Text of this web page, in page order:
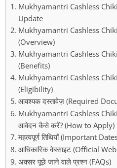
Mukhyamantri Cashless
Update
Mukhyamantri Cashless
(Overview)
Mukhyamantri Cashless
(Benefits)
Mukhyamantri Cashless
(Eligibility)
आवश्यक दस्तावेज़ (Required
Mukhyamantri Cashless
आवेदन कैसे करें? (How to Apply)
महत्वपूर्ण तिथियाँ (Important
आधिकारिक वेबसाइट (Official
अक्सर पूछे जाने वाले प्रश्न (FAQs)